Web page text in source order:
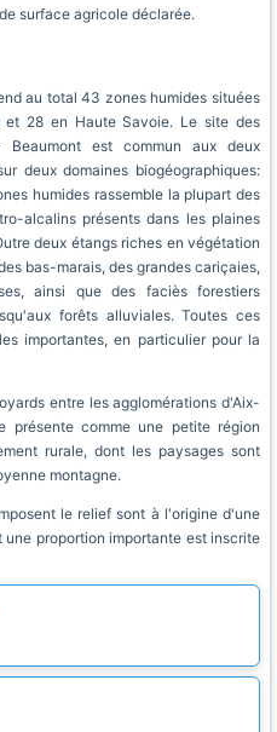
surface agricole déclarée.
au total 43 zones humides situées
28 en Haute Savoie. Le site des
est commun aux deux
deux domaines biogéographiques:
humides rassemble la plupart des
alcalins présents dans les plaines
deux étangs riches en végétation
bas-marais, des grandes cariçaies,
ainsi que des faciès forestiers
forêts alluviales. Toutes ces
importantes, en particulier pour la
entre les agglomérations d'Aix-
présente comme une petite région
rurale, dont les paysages sont
montagne.
le relief sont à l'origine d'une
proportion importante est inscrite